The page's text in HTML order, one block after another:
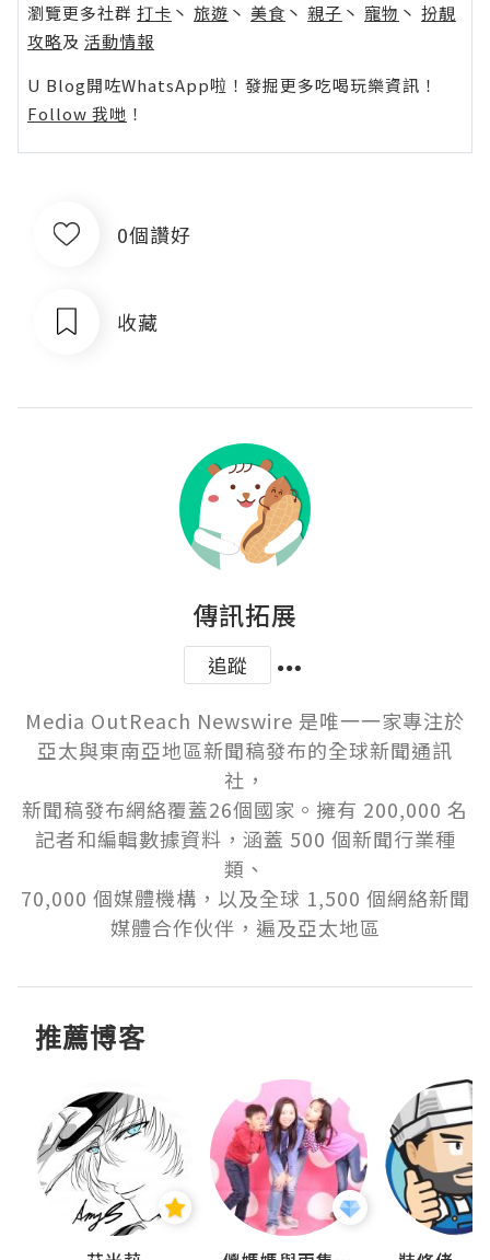
瀏覽更多社群 打卡 丶 旅遊 丶 美食 丶 親子 丶 寵物 丶 扮靚
攻略及 活動情報
U Blog開咗WhatsApp啦！發掘更多吃喝玩樂資訊！
Follow 我哋 ！
0個讚好
收藏
傳訊拓展
追蹤
Media OutReach Newswire 是唯一一家專注於
亞太與東南亞地區新聞稿發布的全球新聞通訊
社，
新聞稿發布網絡覆蓋26個國家。擁有 200,000 名
記者和編輯數據資料，涵蓋 500 個新聞行業種
類、
70,000 個媒體機構，以及全球 1,500 個網絡新聞
媒體合作伙伴，遍及亞太地區
推薦博客